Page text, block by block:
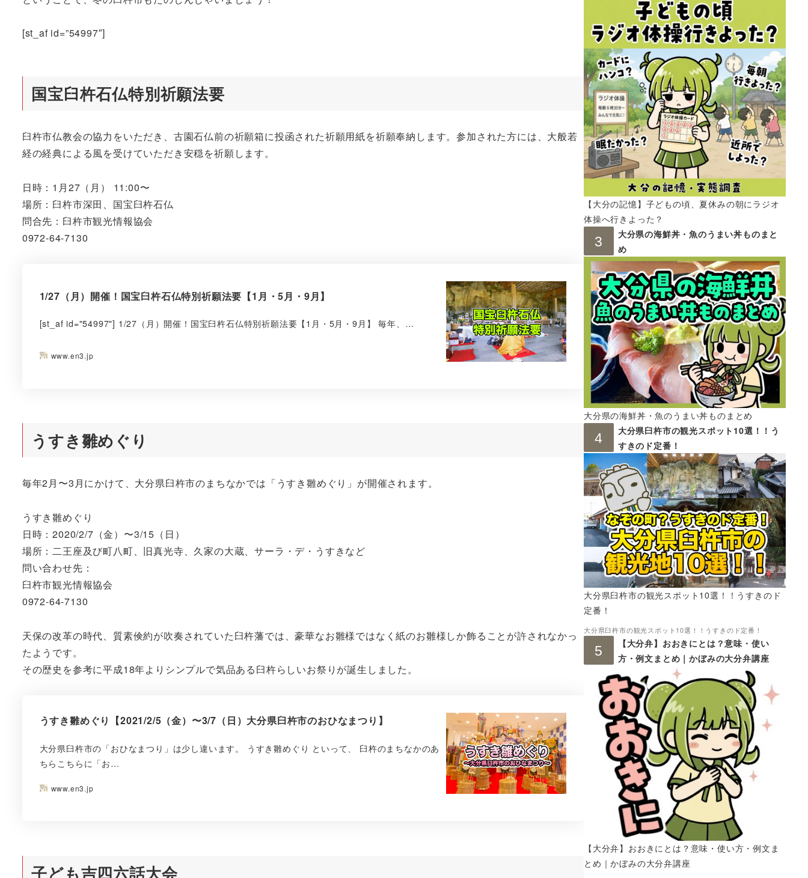
[st_af id=”54997″]
国宝臼杵石仏特別祈願法要
臼杵市仏教会の協力をいただき、古園石仏前の祈願箱に投函された祈願用紙を祈願奉納します。参加された方には、大般若
経の経典による風を受けていただき安穏を祈願します。
日時：1月27（月） 11:00〜
場所：臼杵市深田、国宝臼杵石仏
問合先：臼杵市観光情報協会
0972-64-7130
1/27（月）開催！国宝臼杵石仏特別祈願法要【1月・5月・9月】
[st_af id="54997"] 1/27（月）開催！国宝臼杵石仏特別祈願法要【1月・5月・9月】 毎年、…
www.en3.jp
うすき雛めぐり
毎年2月〜3月にかけて、大分県臼杵市のまちなかでは「うすき雛めぐり」が開催されます。
うすき雛めぐり
日時：2020/2/7（金）〜3/15（日）
場所：二王座及び町八町、旧真光寺、久家の大蔵、サーラ・デ・うすきなど
問い合わせ先：
臼杵市観光情報協会
0972-64-7130
天保の改革の時代、質素倹約が吹奏されていた臼杵藩では、豪華なお雛様ではなく紙のお雛様しか飾ることが許されなかっ
たようです。
その歴史を参考に平成18年よりシンプルで気品ある臼杵らしいお祭りが誕生しました。
うすき雛めぐり【2021/2/5（金）〜3/7（日）大分県臼杵市のおひなまつり】
大分県臼杵市の「おひなまつり」は少し違います。 うすき雛めぐり といって、 臼杵のまちなかのあ
ちらこちらに「お…
www.en3.jp
子ども吉四六話大会
【大分の記憶】子どもの頃、夏休みの朝にラジオ
体操へ行きよった？
大分県の海鮮丼・魚のうまい丼ものまと
め
大分県の海鮮丼・魚のうまい丼ものまとめ
大分県臼杵市の観光スポット10選！！う
すきのド定番！
大分県臼杵市の観光スポット10選！！うすきのド
定番！
大分県臼杵市の観光スポット10選！！うすきのド定番！
【大分弁】おおきにとは？意味・使い
方・例文まとめ｜かぼみの大分弁講座
【大分弁】おおきにとは？意味・使い方・例文ま
とめ｜かぼみの大分弁講座